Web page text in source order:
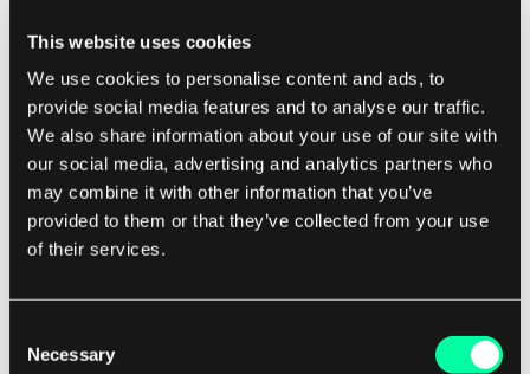
This website uses cookies
We use cookies to personalise content and ads, to
provide social media features and to analyse our traffic.
We also share information about your use of our site with
our social media, advertising and analytics partners who
may combine it with other information that you’ve
provided to them or that they’ve collected from your use
of their services.
Selection
Necessary
formatowania.
Może to zaoszczędzić czas i wysiłek zespołom
deweloperskim, ponieważ mogą skupić się na
treści kodu, a nie na jego prezentacji. Ogólnie
rzecz biorąc, Terraform fmt to cenne narzędzie
do utrzymywania jakości i spójności kodu w
Korzystając z tego narzędzia wiersza poleceń,